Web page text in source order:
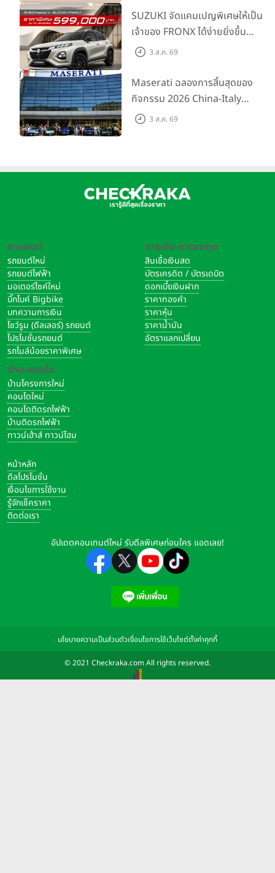
ด้วยราคาพิเศษเริ่มต้นที่ 9.49 แสน
บาท
SUZUKI จัดแคมเปญพิเศษให้เป็น
เจ้าของ FRONX ได้ง่ายยิ่งขึ้น
สำหรับรุ่น GL ราคาพิเศษเริ่มต้น
พร้อมข้อเสนอสุดคุ้ม
3 ส.ค. 69
Maserati ฉลองการสิ้นสุดของ
กิจกรรม 2026 China-Italy
Grand Tour ณ สำนักงานใหญ่
3 ส.ค. 69
ยานยนต์
รถยนต์ใหม่
รถยนต์ไฟฟ้า
มอเตอร์ไซค์ใหม่
บิ๊กไบค์ Bigbike
บทความการเงิน
โชว์รูม (ดีลเลอร์) รถยนต์
โปรโมชั่นรถยนต์
รถไมล์น้อยราคาพิเศษ
บ้าน-คอนโด
บ้านโครงการใหม่
คอนโดใหม่
คอนโดติดรถไฟฟ้า
บ้านติดรถไฟฟ้า
ทาวน์เฮ้าส์ ทาวน์โฮม
การเงิน-การลงทุน
สินเชื่อเงินสด
บัตรเครดิต / บัตรเดบิต
ดอกเบี้ยเงินฝาก
ราคาทองคำ
ราคาหุ้น
ราคาน้ำมัน
อัตราแลกเปลี่ยน
หน้าหลัก
ดีลโปรโมชั่น
เงื่อนไขการใช้งาน
รู้จักเช็คราคา
ติดต่อเรา
อัปเดตคอนเทนต์ใหม่ รับดีลพิเศษก่อนใคร แอดเลย!
นโยบายความเป็นส่วนตัวเงื่อนไขการใช้เว็บไซต์ตั้งค่าคุกกี้
© 2021 Checkraka.com All rights reserved.